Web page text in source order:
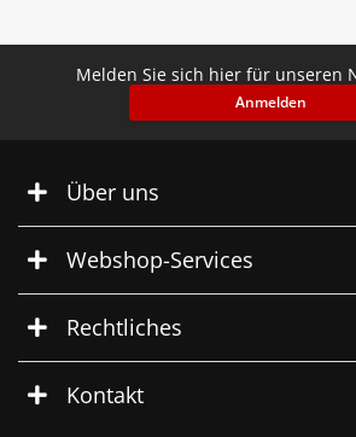
Melden Sie sich hier für unseren
Anmelden
Über uns
Webshop-Services
Rechtliches
Kontakt